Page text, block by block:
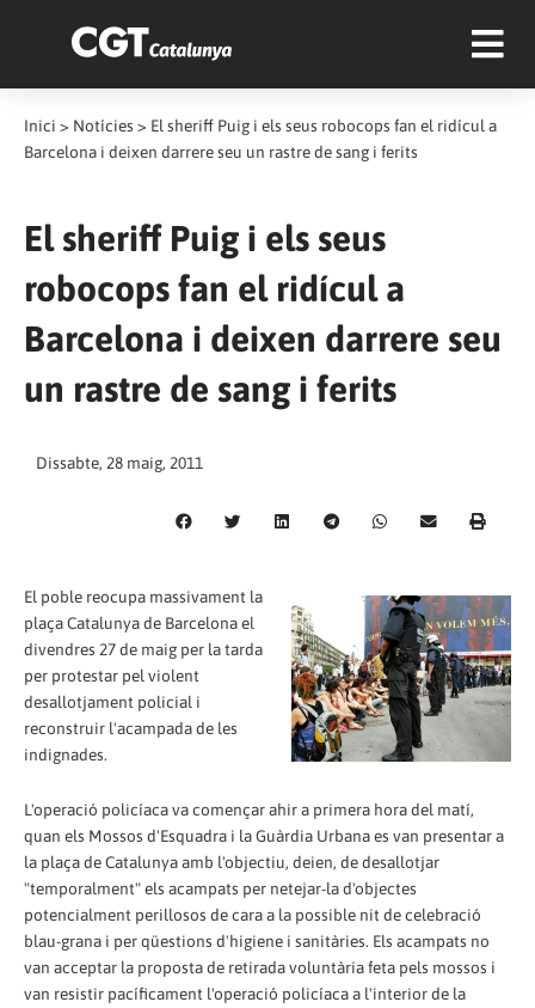
Inici > Notícies > El sheriff Puig i els seus robocops fan el ridícul a
Barcelona i deixen darrere seu un rastre de sang i ferits
El sheriff Puig i els seus
robocops fan el ridícul a
Barcelona i deixen darrere seu
un rastre de sang i ferits
Dissabte, 28 maig, 2011
El poble reocupa massivament la
plaça Catalunya de Barcelona el
divendres 27 de maig per la tarda
per protestar pel violent
desallotjament policial i
reconstruir l'acampada de les
indignades.
L'operació policíaca va començar ahir a primera hora del matí,
quan els Mossos d'Esquadra i la Guàrdia Urbana es van presentar a
la plaça de Catalunya amb l'objectiu, deien, de desallotjar
"temporalment" els acampats per netejar-la d'objectes
potencialment perillosos de cara a la possible nit de celebració
blau-grana i per qüestions d'higiene i sanitàries. Els acampats no
van acceptar la proposta de retirada voluntària feta pels mossos i
van resistir pacíficament l'operació policíaca a l'interior de la